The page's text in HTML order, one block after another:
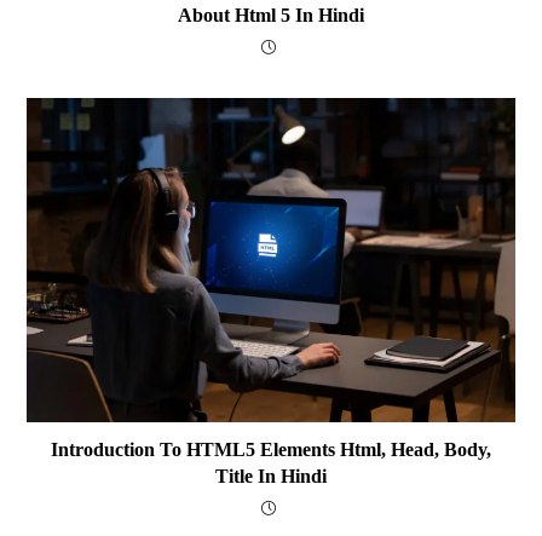
About Html 5 In Hindi
Introduction To HTML5 Elements Html, Head, Body,
Title In Hindi